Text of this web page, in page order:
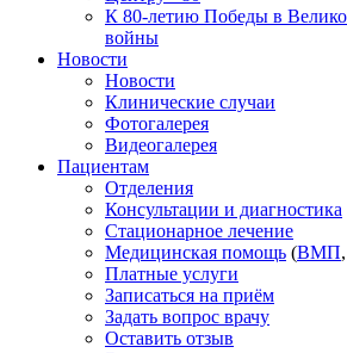
К 80-летию Победы в
войны
Новости
Новости
Клинические случаи
Фотогалерея
Видеогалерея
Пациентам
Отделения
Консультации и диагностика
Стационарное лечение
Медицинская помощь (ВМП,
Платные услуги
Записаться на приём
Задать вопрос врачу
Оставить отзыв